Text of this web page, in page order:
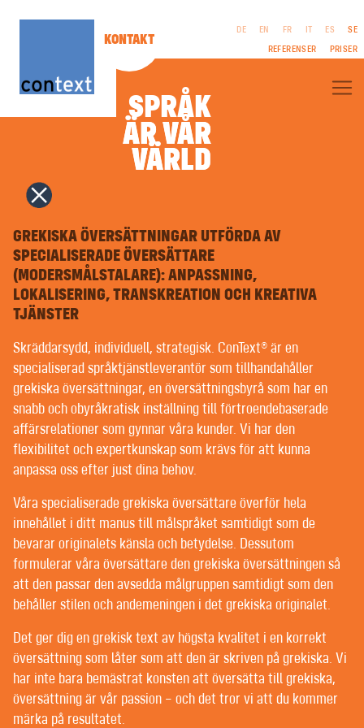
SPRÅK
ÄR VÅR
VÄRLD
ÄR VÅR
VÄRLD
DE EN FR IT ES
SE
REFERENSER
PRISER
FACKÖVERSÄTTNINGAR
LITTERÄRA ÖVERSÄTTNINGAR
FILM & TV | MANUS
FÖRETAGSPUBLIKATIONER
COPYWRITING | REKLAMTEXTER
PR | OFFENTLIGT ARBETE
NAMNGIVNING | VARUMÄRKEN
GRAFISK FORMGIVNING | MULTIMEDIA
TYPSÄTTNING PÅ FRÄMMANDE SPRÅK | PREPRESS
RÖSTINSPELNING | VOICEOVERS
SPRÅKUNDERVISNING | COACHNING
MASKINÖVERSÄTTNING MED ARTIFICIELL INTELLIGENS
POST-EDITING | SPRÅKGRANSKNING
TEXTREDIGERING OCH KORREKTURLÄSNING
VÄLKOMMEN TILL CONTEXT® –
ÖVERSÄTTNING | TEXTFÖRFATTANDE |
REDIGERING
FÖRMÅNSKUNDER FÅR BÄSTA MÖJLIGA
PERSONLIGA SERVICE HOS OSS. VILKEN TUR ATT
ALLA VÅRA KUNDER ÄR FÖRMÅNSKUNDER.
inte hävdar att de erbjuder sina kunder personlig
service som bygger på ömsesidigt förtroende – men
det kan tolkas på olika sätt.
Vissa språktjänstföretag har projektledare som ofta
RÄTTSLIGT
VILLKOR
INTEGRITETSPOLICY
GREKISKA ÖVERSÄTTNINGAR UTFÖRDA AV
SPECIALISERADE ÖVERSÄTTARE
(MODERSMÅLSTALARE): ANPASSNING,
LOKALISERING, TRANSKREATION OCH KREATIVA
TJÄNSTER
Skräddarsydd, individuell, strategisk. ConText® är en
specialiserad språktjänstleverantör som tillhandahåller
grekiska översättningar, en översättningsbyrå som har en
snabb och obyråkratisk inställning till förtroendebaserade
affärsrelationer som gynnar våra kunder. Vi har den
flexibilitet och expertkunskap som krävs för att kunna
anpassa oss efter just dina behov.
Våra specialiserade grekiska översättare överför hela
innehållet i ditt manus till målspråket samtidigt som de
bevarar originalets känsla och betydelse. Dessutom
formulerar våra översättare den grekiska översättningen så
att den passar den avsedda målgruppen samtidigt som den
behåller stilen och andemeningen i det grekiska originalet.
Det ger dig en grekisk text av högsta kvalitet i en korrekt
översättning som låter som att den är skriven på grekiska. Vi
har inte bara bemästrat konsten att översätta till grekiska,
översättning är vår passion – och det tror vi att du kommer
märka på resultatet.
KONTAKT